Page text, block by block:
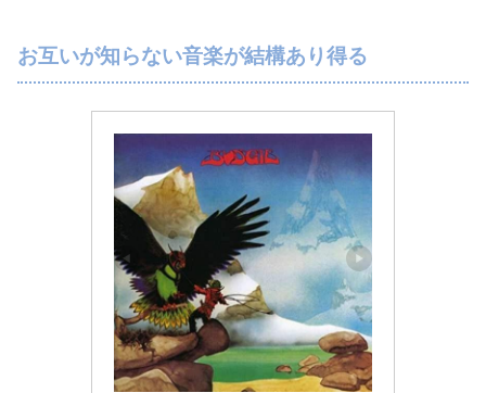
お互いが知らない音楽が結構あり得る